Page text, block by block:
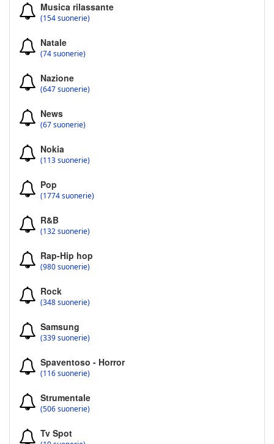
Musica rilassante
(154 suonerie)
Natale
(74 suonerie)
Nazione
(647 suonerie)
News
(67 suonerie)
Nokia
(113 suonerie)
Pop
(1774 suonerie)
R&B
(132 suonerie)
Rap-Hip hop
(980 suonerie)
Rock
(348 suonerie)
Samsung
(339 suonerie)
Spaventoso - Horror
(116 suonerie)
Strumentale
(506 suonerie)
Tv Spot